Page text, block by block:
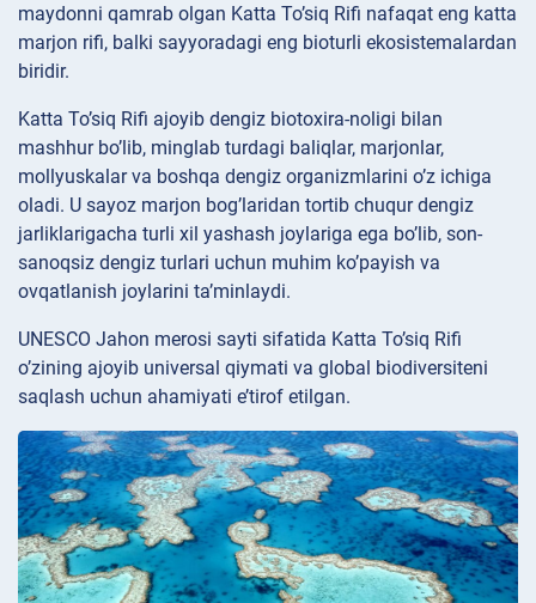
maydonni qamrab olgan Katta To’siq Rifi nafaqat eng katta
marjon rifi, balki sayyoradagi eng bioturli ekosistemalardan
biridir.
Katta To’siq Rifi ajoyib dengiz biotoxira-noligi bilan
mashhur bo’lib, minglab turdagi baliqlar, marjonlar,
mollyuskalar va boshqa dengiz organizmlarini o’z ichiga
oladi. U sayoz marjon bog’laridan tortib chuqur dengiz
jarliklarigacha turli xil yashash joylariga ega bo’lib, son-
sanoqsiz dengiz turlari uchun muhim ko’payish va
ovqatlanish joylarini ta’minlaydi.
UNESCO Jahon merosi sayti sifatida Katta To’siq Rifi
o’zining ajoyib universal qiymati va global biodiversiteni
saqlash uchun ahamiyati e’tirof etilgan.